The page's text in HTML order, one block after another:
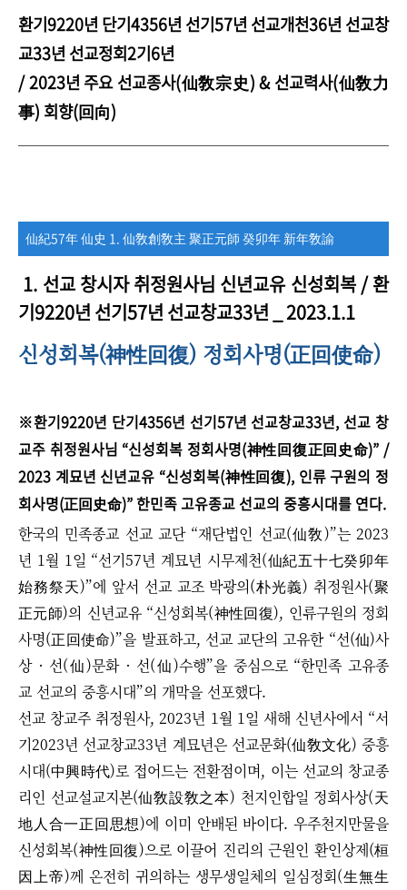
환기9220년 단기4356년 선기57년 선교개천36년 선교창
교33년 선교정회2기6년
/ 2023년 주요 선교종사(仙敎宗史) & 선교력사(仙敎力
事) 회향(回向)
仙紀57年 仙史 1. 仙敎創敎主 聚正元師 癸卯年 新年敎諭
1. 선교 창시자 취정원사님 신년교유 신성회복 / 환
기9220년 선기57년 선교창교33년 _ 2023.1.1
신성회복(神性回復) 정회사명(正回使命)
※환기9220년 단기4356년 선기57년 선교창교33년, 선교 창
교주 취정원사님 “신성회복 정회사명(神性回復正回史命)” /
2023 계묘년 신년교유 “신성회복(神性回復), 인류 구원의 정
회사명(正回史命)” 한민족 고유종교 선교의 중흥시대를 연다.
한국의 민족종교 선교 교단 “재단법인 선교(仙敎)”는 2023
년 1월 1일 “선기57년 계묘년 시무제천(仙紀五十七癸卯年
始務祭天)”에 앞서 선교 교조 박광의(朴光義) 취정원사(聚
正元師)의 신년교유 “신성회복(神性回復), 인류구원의 정회
사명(正回使命)”을 발표하고, 선교 교단의 고유한 “선(仙)사
상 · 선(仙)문화 · 선(仙)수행”을 중심으로 “한민족 고유종
교 선교의 중흥시대”의 개막을 선포했다.
선교 창교주 취정원사, 2023년 1월 1일 새해 신년사에서 “서
기2023년 선교창교33년 계묘년은 선교문화(仙敎文化) 중흥
시대(中興時代)로 접어드는 전환점이며, 이는 선교의 창교종
리인 선교설교지본(仙敎設敎之本) 천지인합일 정회사상(天
地人合一正回思想)에 이미 안배된 바이다. 우주천지만물을
신성회복(神性回復)으로 이끌어 진리의 근원인 환인상제(桓
因上帝)께 온전히 귀의하는 생무생일체의 일심정회(生無生